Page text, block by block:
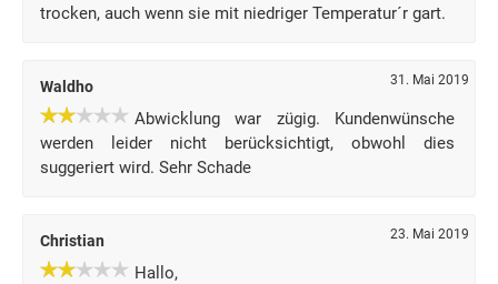
trocken, auch wenn sie mit niedriger Temperatur´r gart.
Waldho 31. Mai 2019
Abwicklung war zügig. Kundenwünsche
werden leider nicht berücksichtigt, obwohl dies
suggeriert wird. Sehr Schade
Christian 23. Mai 2019
Hallo,